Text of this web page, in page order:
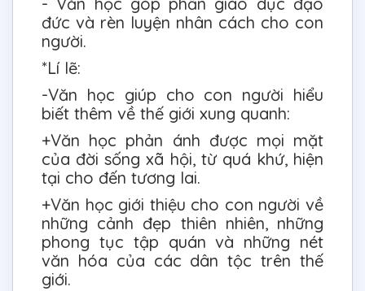
đức và rèn luyện nhân cách cho con
người.
*Lí lẽ:
-Văn học giúp cho con người hiểu
biết thêm về thế giới xung quanh:
+Văn học phản ánh được mọi mặt
của đời sống xã hội, từ quá khứ, hiện
tại cho đến tương lai.
+Văn học giới thiệu cho con người về
những cảnh đẹp thiên nhiên, những
phong tục tập quán và những nét
văn hóa của các dân tộc trên thế
giới.